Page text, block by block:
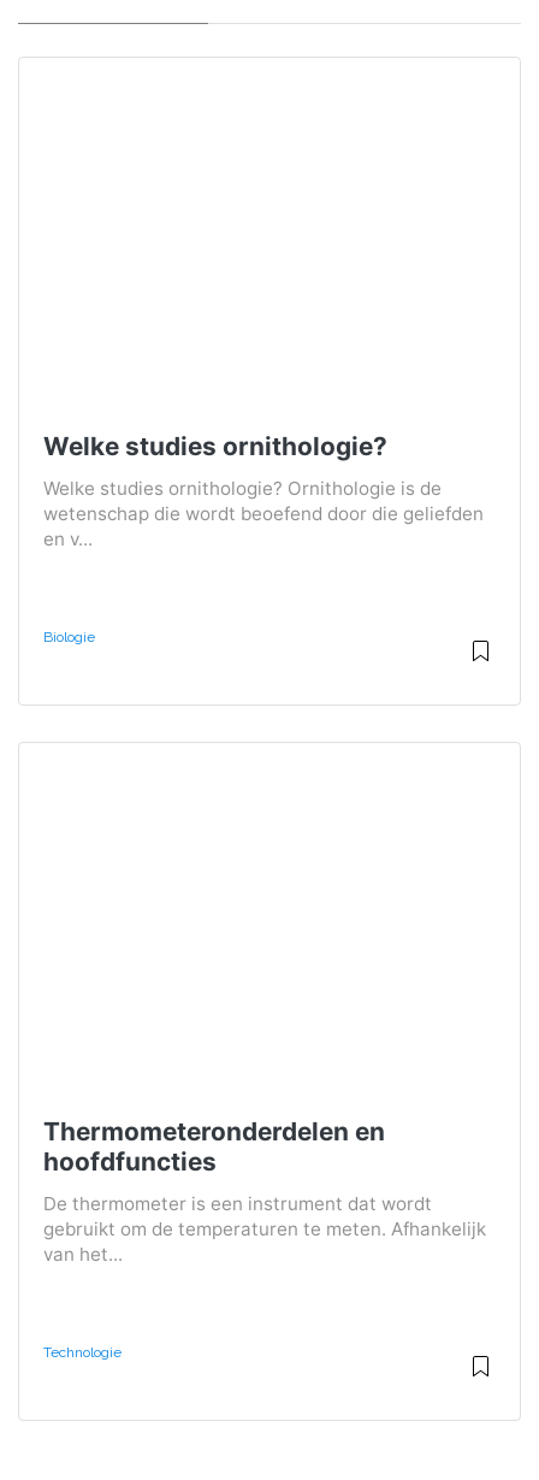
Welke studies ornithologie?
Welke studies ornithologie? Ornithologie is de
wetenschap die wordt beoefend door die geliefden
en v...
Biologie
Thermometeronderdelen en
hoofdfuncties
De thermometer is een instrument dat wordt
gebruikt om de temperaturen te meten. Afhankelijk
van het...
Technologie